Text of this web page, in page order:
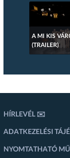
A MI KIS
(TRAILER)
HÍRLEVÉL ✉️
ADATKEZELÉSI
NYOMTATHATÓ